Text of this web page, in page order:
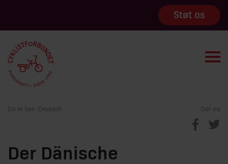
Støt os
Du er her: Deutsch Del via
Der Dänische